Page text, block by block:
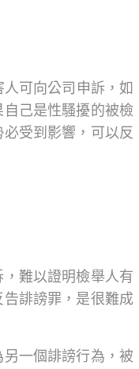
可向公司申訴，如
己是性騷擾的被檢
受到影響，可以反
難以證明檢舉人有
誹謗罪，是很難成
一個誹謗行為，被